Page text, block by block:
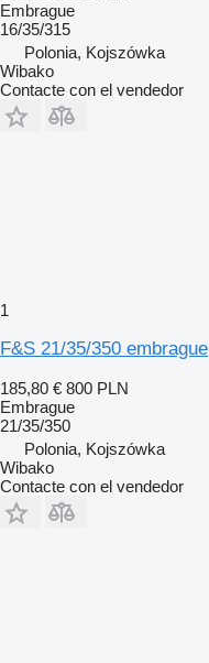
Embrague
16/35/315
Polonia, Kojszówka
Wibako
Contacte con el vendedor
1
F&S 21/35/350 embrague
185,80 € 800 PLN
Embrague
21/35/350
Polonia, Kojszówka
Wibako
Contacte con el vendedor